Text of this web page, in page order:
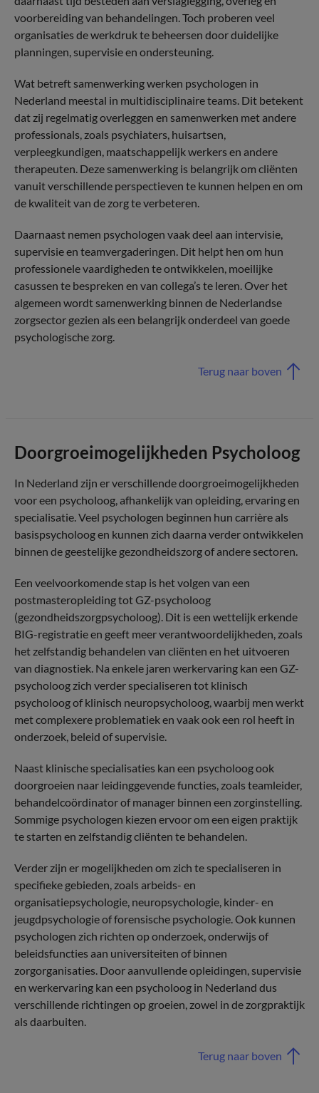
voorbereiding van behandelingen. Toch proberen veel
organisaties de werkdruk te beheersen door duidelijke
planningen, supervisie en ondersteuning.
Wat betreft samenwerking werken psychologen in
Nederland meestal in multidisciplinaire teams. Dit betekent
dat zij regelmatig overleggen en samenwerken met andere
professionals, zoals psychiaters, huisartsen,
verpleegkundigen, maatschappelijk werkers en andere
therapeuten. Deze samenwerking is belangrijk om cliënten
vanuit verschillende perspectieven te kunnen helpen en om
de kwaliteit van de zorg te verbeteren.
Daarnaast nemen psychologen vaak deel aan intervisie,
supervisie en teamvergaderingen. Dit helpt hen om hun
professionele vaardigheden te ontwikkelen, moeilijke
casussen te bespreken en van collega’s te leren. Over het
algemeen wordt samenwerking binnen de Nederlandse
zorgsector gezien als een belangrijk onderdeel van goede
psychologische zorg.
Terug naar boven
Doorgroeimogelijkheden Psycholoog
In Nederland zijn er verschillende doorgroeimogelijkheden
voor een psycholoog, afhankelijk van opleiding, ervaring en
specialisatie. Veel psychologen beginnen hun carrière als
basispsycholoog en kunnen zich daarna verder ontwikkelen
binnen de geestelijke gezondheidszorg of andere sectoren.
Een veelvoorkomende stap is het volgen van een
postmasteropleiding tot GZ-psycholoog
(gezondheidszorgpsycholoog). Dit is een wettelijk erkende
BIG-registratie en geeft meer verantwoordelijkheden, zoals
het zelfstandig behandelen van cliënten en het uitvoeren
van diagnostiek. Na enkele jaren werkervaring kan een GZ-
psycholoog zich verder specialiseren tot klinisch
psycholoog of klinisch neuropsycholoog, waarbij men werkt
met complexere problematiek en vaak ook een rol heeft in
onderzoek, beleid of supervisie.
Naast klinische specialisaties kan een psycholoog ook
doorgroeien naar leidinggevende functies, zoals teamleider,
behandelcoördinator of manager binnen een zorginstelling.
Sommige psychologen kiezen ervoor om een eigen praktijk
te starten en zelfstandig cliënten te behandelen.
Verder zijn er mogelijkheden om zich te specialiseren in
specifieke gebieden, zoals arbeids- en
organisatiepsychologie, neuropsychologie, kinder- en
jeugdpsychologie of forensische psychologie. Ook kunnen
psychologen zich richten op onderzoek, onderwijs of
beleidsfuncties aan universiteiten of binnen
zorgorganisaties. Door aanvullende opleidingen, supervisie
en werkervaring kan een psycholoog in Nederland dus
verschillende richtingen op groeien, zowel in de zorgpraktijk
als daarbuiten.
Terug naar boven